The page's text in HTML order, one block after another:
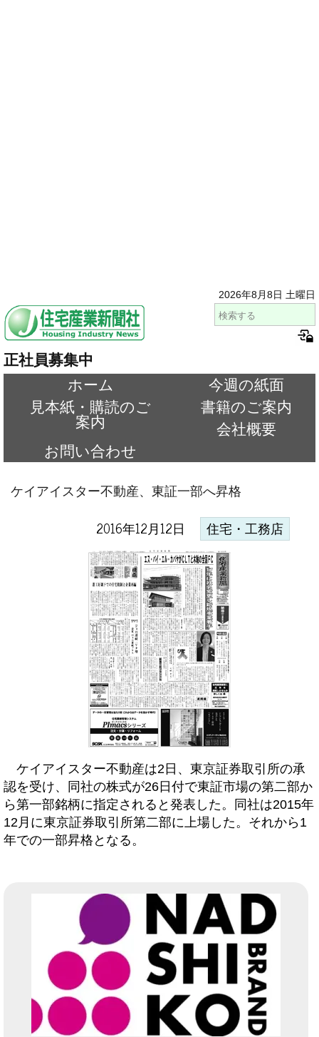
2026年8月8日 土曜日
正社員募集中
ホーム
今週の紙面
見本紙・購読のご
案内
書籍のご案内
会社概要
お問い合わせ
ケイアイスター不動産、東証一部へ昇格
2016年12月12日 住宅・工務店
ケイアイスター不動産は2日、東京証券取引所の承
認を受け、同社の株式が26日付で東証市場の第二部か
ら第一部銘柄に指定されると発表した。同社は2015年
12月に東京証券取引所第二部に上場した。それから1
年での一部昇格となる。